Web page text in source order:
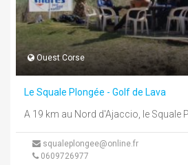
Ouest Corse
Le Squale Plongée - Golf de Lava
squaleplongee@online.fr
0609726977